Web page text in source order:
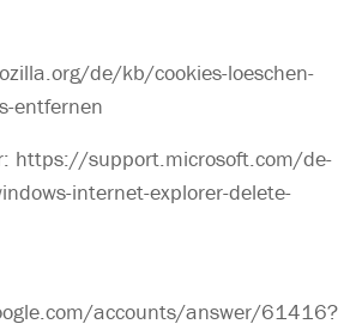
de/kb/cookies-loeschen-
entfernen
https://support.microsoft.com/de-
internet-explorer-delete-
accounts/answer/61416?